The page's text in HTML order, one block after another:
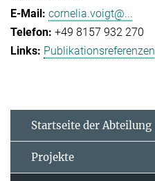
cornelia.voigt@...
+49 8157 932 270
Publikationsreferenzen
Startseite der Abteilung
Projekte